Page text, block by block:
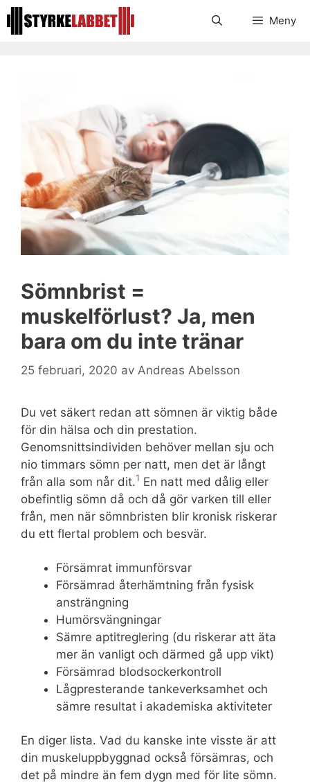
Hoppa
till
Meny
Sömnbrist =
muskelförlust? Ja, men
bara om du inte tränar
25 februari, 2020 av Andreas Abelsson
Du vet säkert redan att sömnen är viktig både
för din hälsa och din prestation.
Genomsnittsindividen behöver mellan sju och
nio timmars sömn per natt, men det är långt
från alla som når dit.1 En natt med dålig eller
obefintlig sömn då och då gör varken till eller
från, men när sömnbristen blir kronisk riskerar
du ett flertal problem och besvär.
Försämrat immunförsvar
Försämrad återhämtning från fysisk
ansträngning
Humörsvängningar
Sämre aptitreglering (du riskerar att äta
mer än vanligt och därmed gå upp vikt)
Försämrad blodsockerkontroll
Lågpresterande tankeverksamhet och
sämre resultat i akademiska aktiviteter
En diger lista. Vad du kanske inte visste är att
din muskeluppbyggnad också försämras, och
det på mindre än fem dygn med för lite sömn.